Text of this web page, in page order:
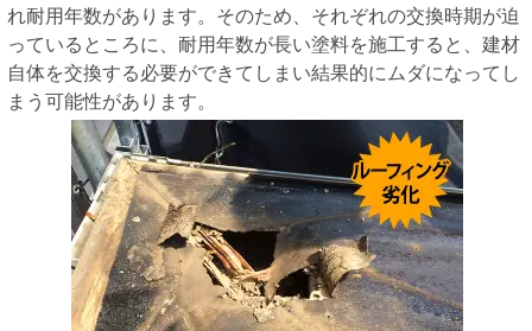
れ耐用年数があります。そのため、それぞれの交換時期が迫
っているところに、耐用年数が長い塗料を施工すると、建材
自体を交換する必要ができてしまい結果的にムダになってし
まう可能性があります。